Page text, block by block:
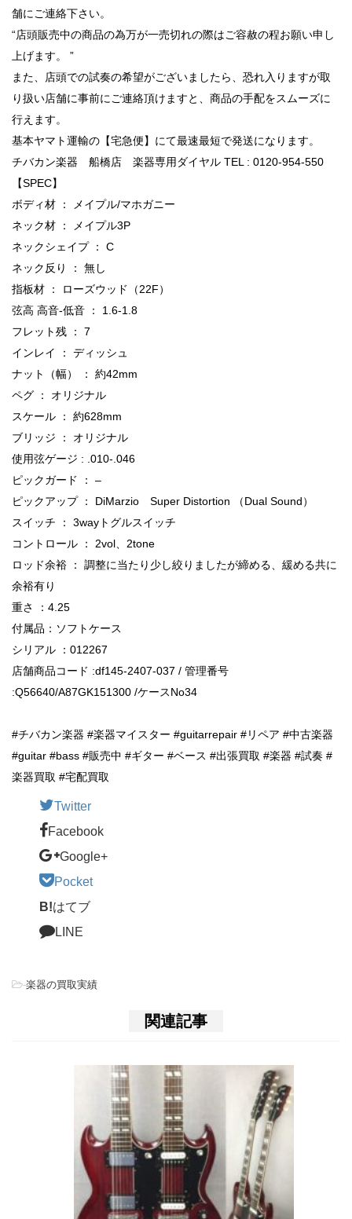
舗にご連絡下さい。
“店頭販売中の商品の為万が一売切れの際はご容赦の程お願い申し
上げます。 ”
また、店頭での試奏の希望がございましたら、恐れ入りますが取
り扱い店舗に事前にご連絡頂けますと、商品の手配をスムーズに
行えます。
基本ヤマト運輸の【宅急便】にて最速最短で発送になります。
チバカン楽器 船橋店 楽器専用ダイヤル TEL : 0120-954-550
【SPEC】
ボディ材 ： メイプル/マホガニー
ネック材 ： メイプル3P
ネックシェイプ ： C
ネック反り ： 無し
指板材 ： ローズウッド（22F）
弦高 高音-低音 ： 1.6-1.8
フレット残 ： 7
インレイ ： ディッシュ
ナット（幅） ： 約42mm
ペグ ： オリジナル
スケール ： 約628mm
ブリッジ ： オリジナル
使用弦ゲージ : .010-.046
ピックガード ： –
ピックアップ ： DiMarzio Super Distortion （Dual Sound）
スイッチ ： 3wayトグルスイッチ
コントロール ： 2vol、2tone
ロッド余裕 ： 調整に当たり少し絞りましたが締める、緩める共に
余裕有り
重さ ：4.25
付属品：ソフトケース
シリアル ：012267
店舗商品コード :df145-2407-037 / 管理番号
:Q56640/A87GK151300 /ケースNo34
#チバカン楽器 #楽器マイスター #guitarrepair #リペア #中古楽器
#guitar #bass #販売中 #ギター #ベース #出張買取 #楽器 #試奏 #
楽器買取 #宅配買取
Twitter
Facebook
Google+
Pocket
B!はてブ
LINE
-楽器の買取実績
関連記事